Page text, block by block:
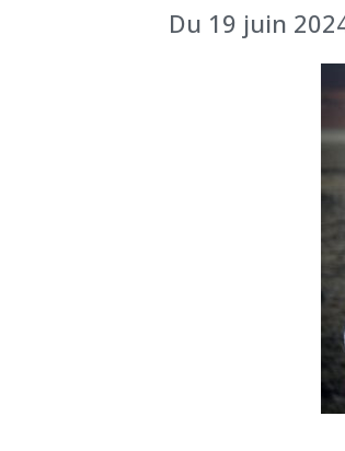
Du 19 juin